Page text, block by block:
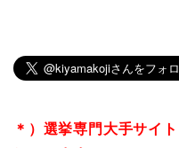
＊）選挙専門大手サイ